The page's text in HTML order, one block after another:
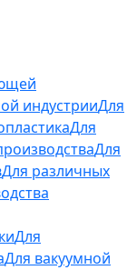
индустрииДля
Для
Для
Для различных
Для
Для вакуумной